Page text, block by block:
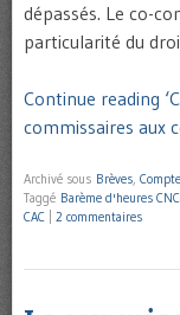
dépassés. Le co-
particularité du
Continue reading
commissaires aux
Archivé sous Brèves,
Taggé Barème d'heures
CAC
2 commentaires